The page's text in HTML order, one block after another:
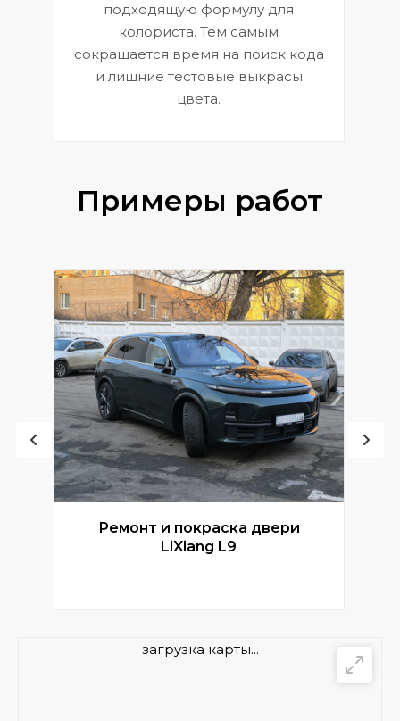
подходящую формулу для
колориста. Тем самым
сокращается время на поиск кода
и лишние тестовые выкрасы
цвета.
Примеры работ
Ремонт и покраска двери
LiXiang L9
загрузка карты...